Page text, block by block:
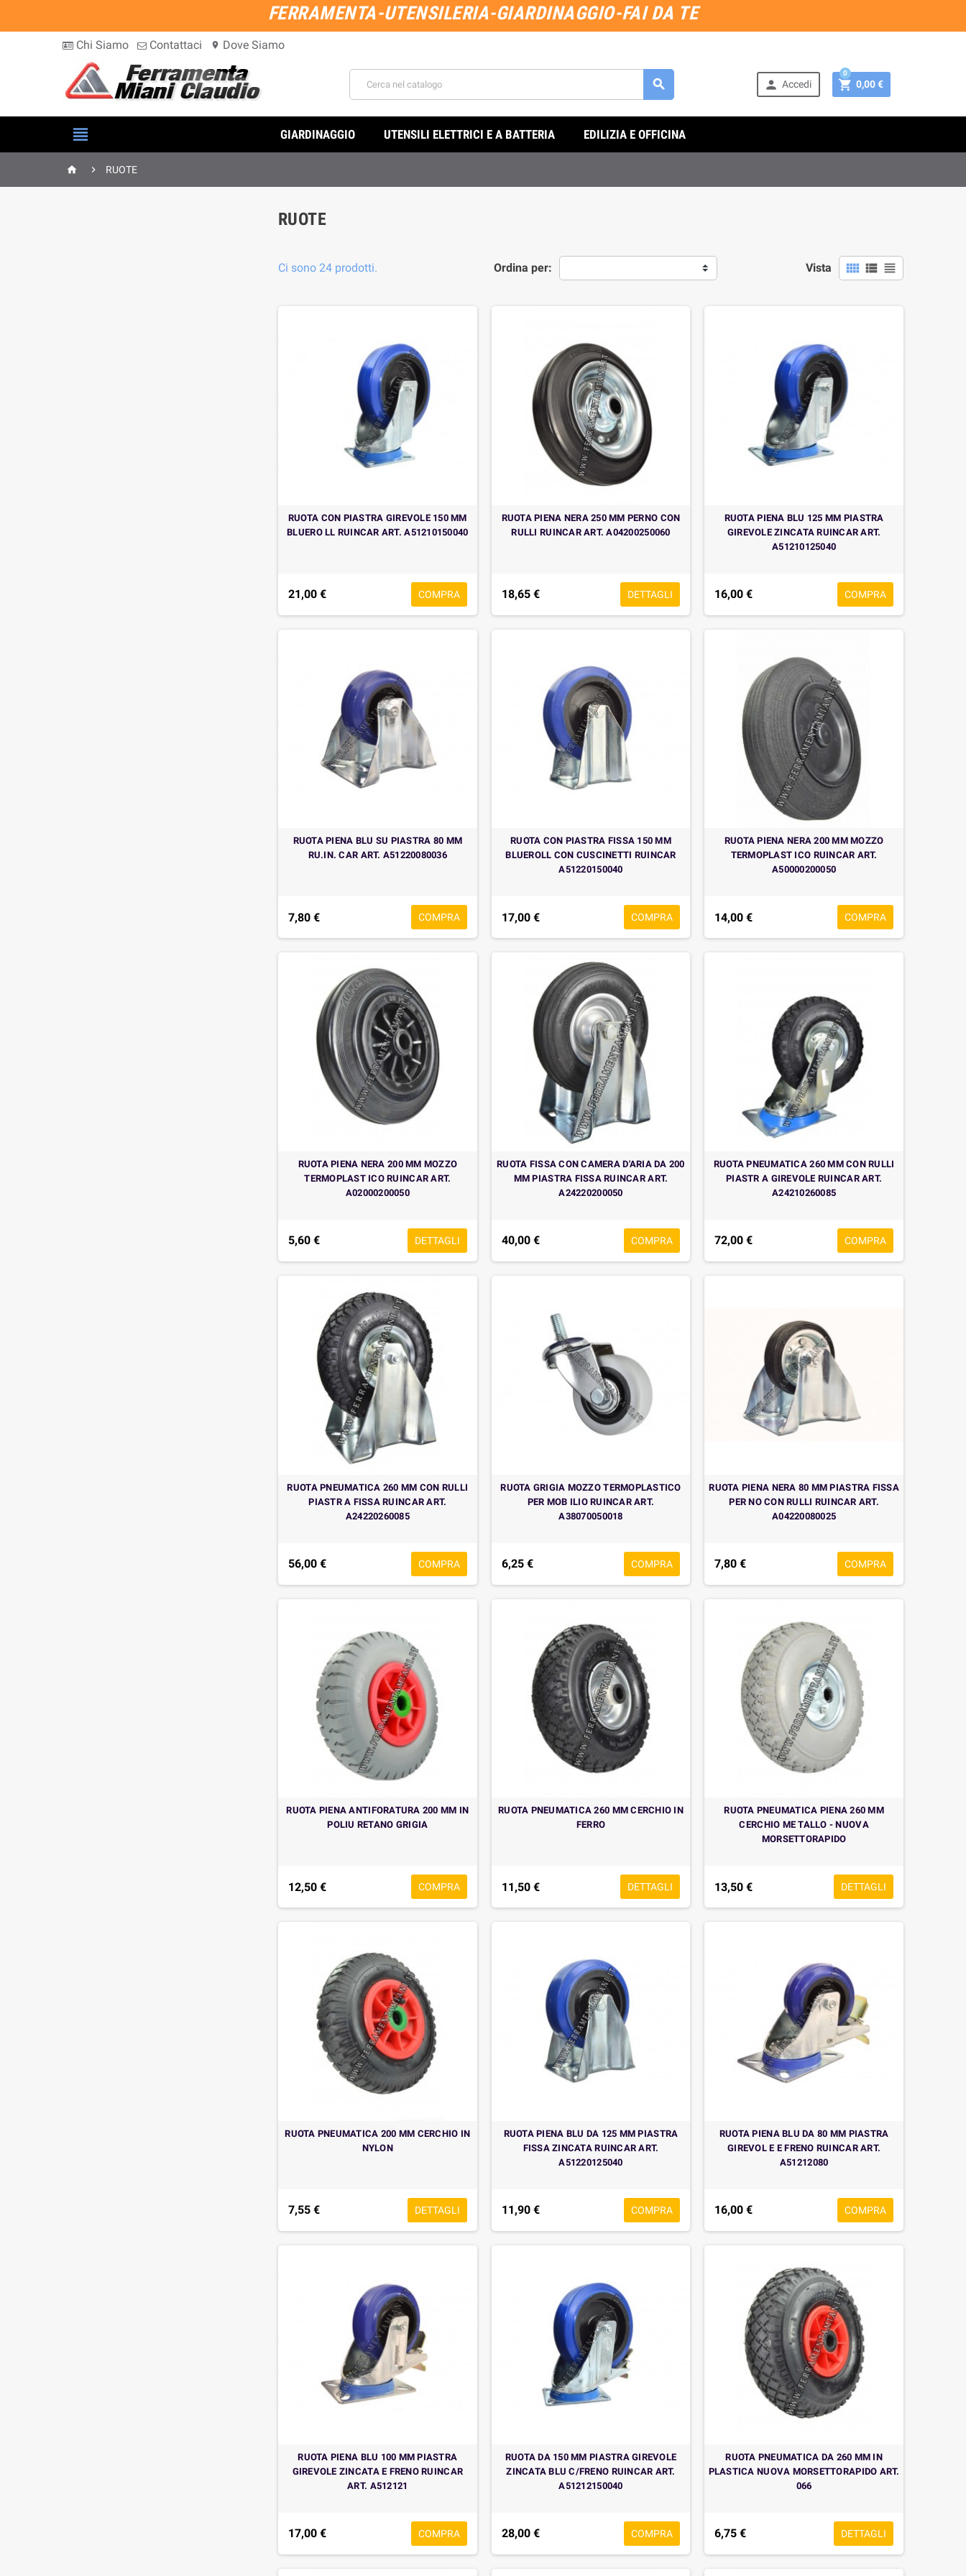
FERRAMENTA-UTENSILERIA-GIARDINAGGIO-FAI DA TE
Chi Siamo Contattaci location_on Dove Siamo
  Accedi  0,00 €
0
 GIARDINAGGIO UTENSILI ELETTRICI E A BATTERIA EDILIZIA E OFFICINA
  RUOTE
RUOTE
Ci sono 24 prodotti. Ordina per: Vista   
RUOTA CON PIASTRA GIREVOLE 150 MM
BLUERO LL RUINCAR ART. A51210150040
21,00 € COMPRA
RUOTA PIENA NERA 250 MM PERNO CON
RULLI RUINCAR ART. A04200250060
18,65 € DETTAGLI
RUOTA PIENA BLU 125 MM PIASTRA
GIREVOLE ZINCATA RUINCAR ART.
A51210125040
16,00 € COMPRA
RUOTA PIENA BLU SU PIASTRA 80 MM
RU.IN. CAR ART. A51220080036
7,80 € COMPRA
RUOTA CON PIASTRA FISSA 150 MM
BLUEROLL CON CUSCINETTI RUINCAR
A51220150040
17,00 € COMPRA
RUOTA PIENA NERA 200 MM MOZZO
TERMOPLAST ICO RUINCAR ART.
A50000200050
14,00 € COMPRA
RUOTA PIENA NERA 200 MM MOZZO
TERMOPLAST ICO RUINCAR ART.
A02000200050
5,60 € DETTAGLI
RUOTA FISSA CON CAMERA D'ARIA DA 200
MM PIASTRA FISSA RUINCAR ART.
A24220200050
40,00 € COMPRA
RUOTA PNEUMATICA 260 MM CON RULLI
PIASTR A GIREVOLE RUINCAR ART.
A24210260085
72,00 € COMPRA
RUOTA PNEUMATICA 260 MM CON RULLI
PIASTR A FISSA RUINCAR ART.
A24220260085
56,00 € COMPRA
RUOTA GRIGIA MOZZO TERMOPLASTICO
PER MOB ILIO RUINCAR ART.
A38070050018
6,25 € COMPRA
RUOTA PIENA NERA 80 MM PIASTRA FISSA
PER NO CON RULLI RUINCAR ART.
A04220080025
7,80 € COMPRA
RUOTA PIENA ANTIFORATURA 200 MM IN
POLIU RETANO GRIGIA
12,50 € COMPRA
RUOTA PNEUMATICA 260 MM CERCHIO IN
FERRO
11,50 € DETTAGLI
RUOTA PNEUMATICA PIENA 260 MM
CERCHIO ME TALLO - NUOVA
MORSETTORAPIDO
13,50 € DETTAGLI
RUOTA PNEUMATICA 200 MM CERCHIO IN
NYLON
7,55 € DETTAGLI
RUOTA PIENA BLU DA 125 MM PIASTRA
FISSA ZINCATA RUINCAR ART.
A51220125040
11,90 € COMPRA
RUOTA PIENA BLU DA 80 MM PIASTRA
GIREVOL E E FRENO RUINCAR ART.
A51212080
16,00 € COMPRA
RUOTA PIENA BLU 100 MM PIASTRA
GIREVOLE ZINCATA E FRENO RUINCAR
ART. A512121
17,00 € COMPRA
RUOTA DA 150 MM PIASTRA GIREVOLE
ZINCATA BLU C/FRENO RUINCAR ART.
A51212150040
28,00 € COMPRA
RUOTA PNEUMATICA DA 260 MM IN
PLASTICA NUOVA MORSETTORAPIDO ART.
066
6,75 € DETTAGLI